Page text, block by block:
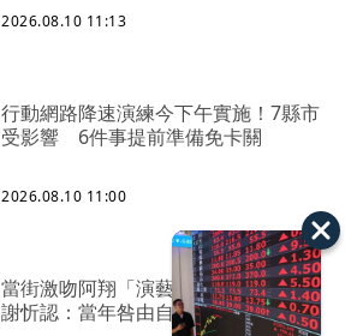
2026.08.10 11:13
行動網路降速演練今下午實施！7縣市
受影響 6件事提前準備免卡關
2026.08.10 11:00
當街激吻阿翔「演藝工作慘歸零」
謝忻認：當年咎由自取